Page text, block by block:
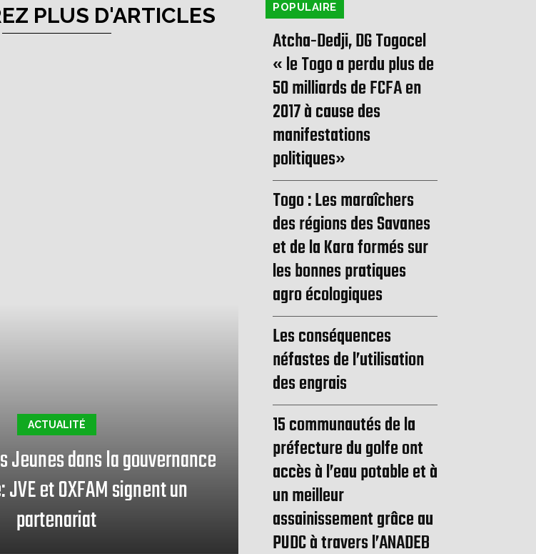
PLUS D'ARTICLES
ACTUALITÉ
Jeunes dans la gouvernance
et OXFAM signent un
partenariat
ACTUALITÉ
Covid 19 : Voici pourquoi les
doivent être protégées
POPULAIRE
Atcha-Dedji, DG Togocel
« le Togo a perdu plus de
50 milliards de FCFA en
2017 à cause des
manifestations
politiques»
Togo : Les maraîchers
des régions des Savanes
et de la Kara formés sur
les bonnes pratiques
agro écologiques
Les conséquences
néfastes de l’utilisation
des engrais
15 communautés de la
préfecture du golfe ont
accès à l’eau potable et à
un meilleur
assainissement grâce au
PUDC à travers l’ANADEB